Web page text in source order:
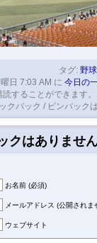
タグ: 野球
日 7:03 AM に 今日の
することができます
クバック / ピンバック
クはありませ
お名前 (必須)
メールアドレス (公開されま
ウェブサイト